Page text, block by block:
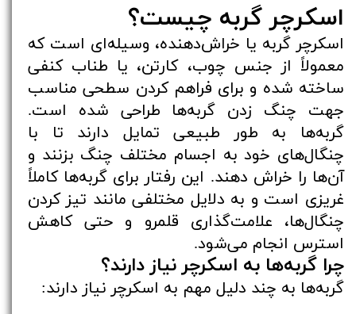
اسکرچر گربه چیست؟
اسکرچر گربه یا خراش‌دهنده، وسیله‌ای است که
معمولاً از جنس چوب، کارتن، یا طناب کنفی
ساخته شده و برای فراهم کردن سطحی مناسب
جهت چنگ زدن گربه‌ها طراحی شده است.
گربه‌ها به طور طبیعی تمایل دارند تا با
چنگال‌های خود به اجسام مختلف چنگ بزنند و
آن‌ها را خراش دهند. این رفتار برای گربه‌ها کاملاً
غریزی است و به دلایل مختلفی مانند تیز کردن
چنگال‌ها، علامت‌گذاری قلمرو و حتی کاهش
استرس انجام می‌شود.
چرا گربه‌ها به اسکرچر نیاز دارند؟
گربه‌ها به چند دلیل مهم به اسکرچر نیاز دارند: